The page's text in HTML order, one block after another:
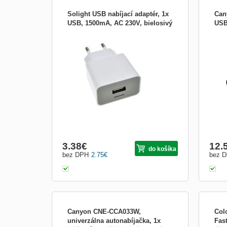
Solight USB nabíjací adaptér, 1x
USB, 1500mA, AC 230V, bielosivý
GSM telefon, GPS navigácia, MP3
prehrávač apod. 1 x USB výstup typu A
ochrana proti prebitiu, preťaženiu, prepätiu,
prehriatiu a proti skratu inteligentný obvod
detekuje batériu pripojeného zariadení,
2.75€
bez DPH
3.38€ do košíka
bez
bez
Canyon CNE-CCA033W,
univerzálna autonabíjačka, 1x